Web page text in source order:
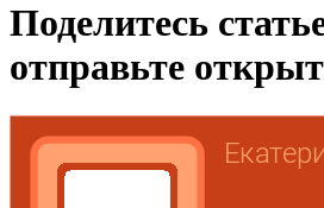
Поделитесь
отправьте